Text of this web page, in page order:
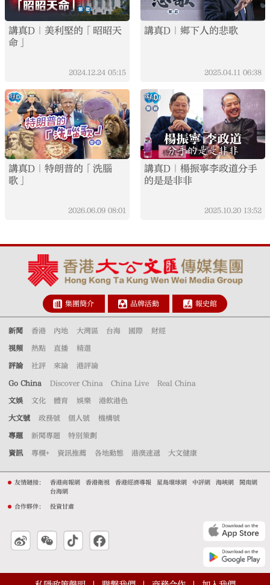
講真D｜美利堅的「昭昭天
命」
2024.12.24 05:15
講真D｜鄉下人的悲歌
2025.04.11 06:38
講真D｜特朗普的「洗腦
歌」
2026.06.09 08:01
講真D｜楊振寧李政道分手
的是是非非
2025.10.20 13:52
集團簡介 品牌活動 報史館
新聞 香港 內地 大灣區 台海 國際 財經
視頻 熱點 直播 精選
評論 社評 來論 港評論
Go China Discover China China Live Real China
文娛 文化 體育 娛樂 港飲港色
大文號 政務號 個人號 機構號
專題 新聞專題 特別策劃
資訊 專欄+ 資訊推薦 各地動態 港澳速遞 大文健康
友情鏈接： 香港商報網 香港衛視 香港經濟導報 星島環球網 中評網 海峽網
閩南網
台海網
合作夥伴： 投資甘肅